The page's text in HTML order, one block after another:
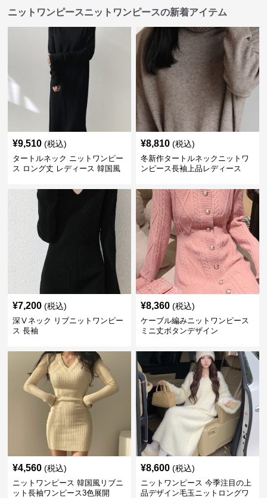
ニットワンピースニットワンピースの新着アイテム
¥9,510 (税込)
タートルネック ニットワンピー
ス ロング丈 レディース 韓国風
¥8,810 (税込)
冬新作タートルネックニットワ
ンピース長袖上品レディース
¥7,200 (税込)
深Ⅴネック リブニットワンピー
ス 長袖
¥8,360 (税込)
ケーブル編みニットワンピース
ミニ丈ボタンデザイン
¥4,560 (税込)
ニットワンピース 韓国風リブニ
ット長袖ワンピース3色展開
¥8,600 (税込)
ニットワンピース 今季注目の上
品デザイン毛玉ニットロングワ